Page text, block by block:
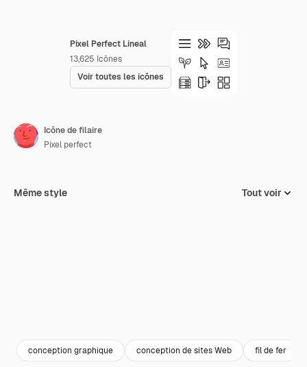
Pixel Perfect Lineal
13,625 Icônes
Voir toutes les icônes
Icône de filaire
Pixel perfect
Même style Tout voir
conception graphique conception de sites Web fil de fer